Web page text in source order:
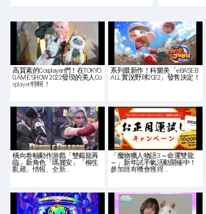
高質素的Cosplayer們！在TOKYO
GAME SHOW 2022發現的美人Co
splayer特輯！
系列最新作！科樂美「eBASEB
ALL 實況野球2022」發售決定！
橫向卷軸動作游戲「雙截龍再
臨」新角色「瑪麗安」「柳生
亂藏」情報、全新…
「魔物獵人物語3 ～命運雙龍
～」新年試手氣活動開催中！
參加就有機會獲得 …